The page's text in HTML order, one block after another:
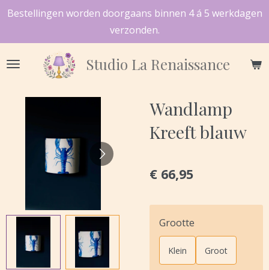
Ga
de
hoofdinhoud
Studio La Renaissance
Bestellingen worden doorgaans binnen 4 á 5 werkdagen
verzonden.
Wandlamp
Kreeft blauw
€ 66,95
Grootte
Klein Groot